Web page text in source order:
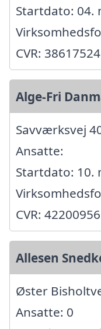
Startdato: 04.
CVR: 38617524
Alge-Fri
Savværksvej
Ansatte:
Startdato: 10.
CVR: 42200956
Allesen
Øster
Ansatte: 0